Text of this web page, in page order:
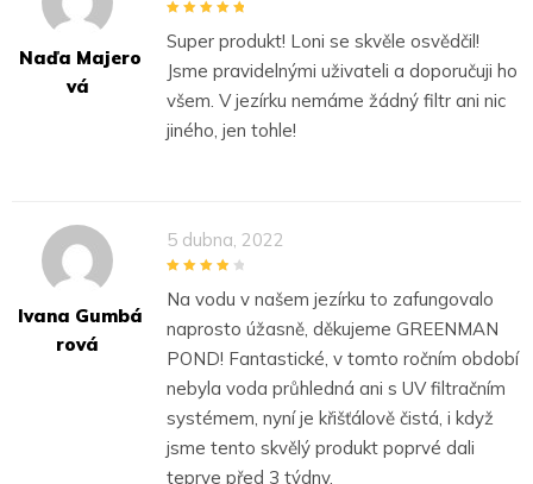
Naďa Majero
Vá
Super produkt! Loni se skvěle osvědčil!
Jsme pravidelnými uživateli a doporučuji ho
všem. V jezírku nemáme žádný filtr ani nic
jiného, jen tohle!
Ivana Gumbá
Rová
5 dubna, 2022
Na vodu v našem jezírku to zafungovalo
naprosto úžasně, děkujeme GREENMAN
POND! Fantastické, v tomto ročním období
nebyla voda průhledná ani s UV filtračním
systémem, nyní je křišťálově čistá, i když
jsme tento skvělý produkt poprvé dali
teprve před 3 týdny.